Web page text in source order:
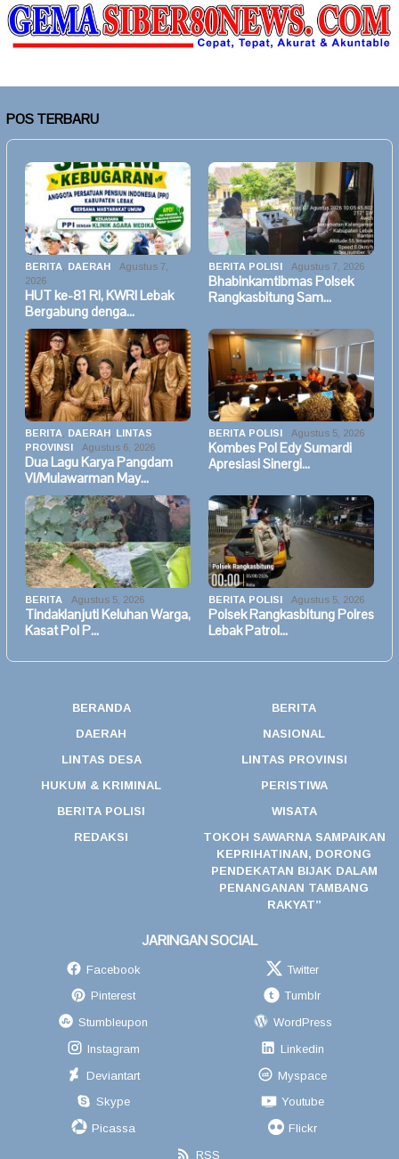
POS TERBARU
BERITA DAERAH
Agustus 7,
2026
HUT ke-81 RI, KWRI Lebak
Bergabung denga…
BERITA POLISI Agustus 7, 2026
Bhabinkamtibmas Polsek
Rangkasbitung Sam…
BERITA DAERAH LINTAS
PROVINSI
Agustus 6, 2026
Dua Lagu Karya Pangdam
VI/Mulawarman May…
BERITA POLISI Agustus 5, 2026
Kombes Pol Edy Sumardi
Apresiasi Sinergi…
BERITA Agustus 5, 2026
Tindaklanjuti Keluhan Warga,
Kasat Pol P…
BERITA POLISI Agustus 5, 2026
Polsek Rangkasbitung Polres
Lebak Patrol…
BERANDA
BERITA
DAERAH
NASIONAL
LINTAS DESA
LINTAS PROVINSI
HUKUM & KRIMINAL
PERISTIWA
BERITA POLISI
WISATA
REDAKSI
TOKOH SAWARNA SAMPAIKAN
KEPRIHATINAN, DORONG
PENDEKATAN BIJAK DALAM
PENANGANAN TAMBANG
RAKYAT”
JARINGAN SOCIAL
Facebook
Twitter
Pinterest
Tumblr
Stumbleupon
WordPress
Instagram
Linkedin
Deviantart
Myspace
Skype
Youtube
Picassa
Flickr
RSS